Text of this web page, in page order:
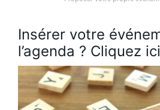
Insérer votre
l’agenda ? Cliquez